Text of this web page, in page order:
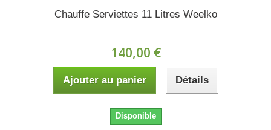
Chauffe Serviettes 11 Litres Weelko
140,00 €
Ajouter au panier Détails
Disponible